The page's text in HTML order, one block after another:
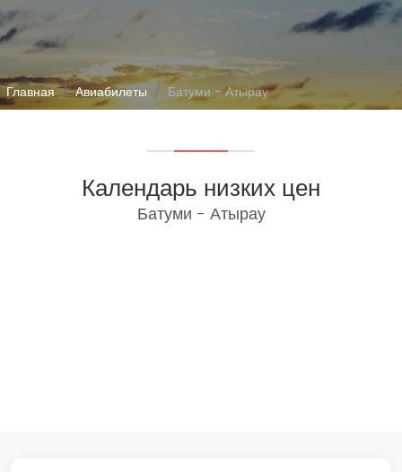
Главная Авиабилеты Батуми - Атырау
Календарь низких цен
Батуми - Атырау